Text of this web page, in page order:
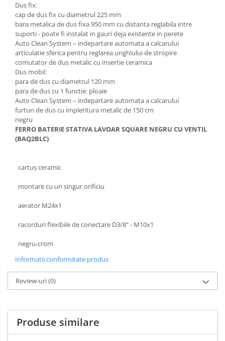
Dus fix:
cap de dus fix cu diametrul 225 mm
bara metalica de dus fixa 950 mm cu distanta reglabila intre
suporti - poate fi instalat in gauri deja existente in perete
Auto Clean System – indepartare automata a calcarului
articulatie sferica pentru reglarea unghiului de stropire
comutator de dus metalic cu insertie ceramica
Dus mobil:
para de dus cu diametrul 120 mm
para de dus cu 1 functie: ploaie
Auto Clean System – indepartare automata a calcarului
furtun de dus cu impletitura metalic de 150 cm
negru
FERRO BATERIE STATIVA LAVOAR SQUARE NEGRU CU VENTIL
(BAQ2BLC)
cartuș ceramic
montare cu un singur orificiu
aerator M24x1
racorduri flexibile de conectare D3/8” - M10x1
negru-crom
Informatii conformitate produs
Review-uri(0)
Produse similare